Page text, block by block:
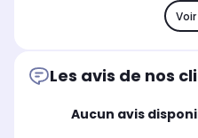
Les avis de nos
Aucun avis